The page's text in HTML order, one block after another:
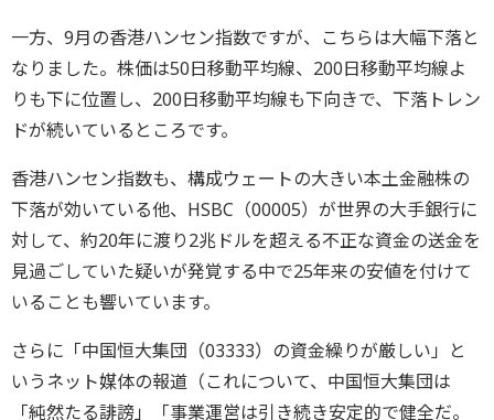
一方、9月の香港ハンセン指数ですが、こちらは大幅下落と
なりました。株価は50日移動平均線、200日移動平均線よ
りも下に位置し、200日移動平均線も下向きで、下落トレン
ドが続いているところです。
香港ハンセン指数も、構成ウェートの大きい本土金融株の
下落が効いている他、HSBC（00005）が世界の大手銀行に
対して、約20年に渡り2兆ドルを超える不正な資金の送金を
見過ごしていた疑いが発覚する中で25年来の安値を付けて
いることも響いています。
さらに「中国恒大集団（03333）の資金繰りが厳しい」と
いうネット媒体の報道（これについて、中国恒大集団は
「純然たる誹謗」「事業運営は引き続き安定的で健全だ。